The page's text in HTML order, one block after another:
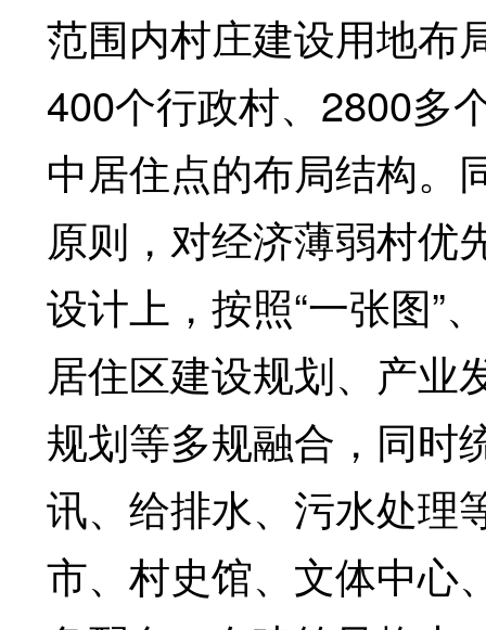
范围内村庄建设用地布
400个行政村、2800多
中居住点的布局结构。
原则，对经济薄弱村优
设计上，按照“一张图”
居住区建设规划、产业
规划等多规融合，同时
讯、给排水、污水处理
市、村史馆、文体中心